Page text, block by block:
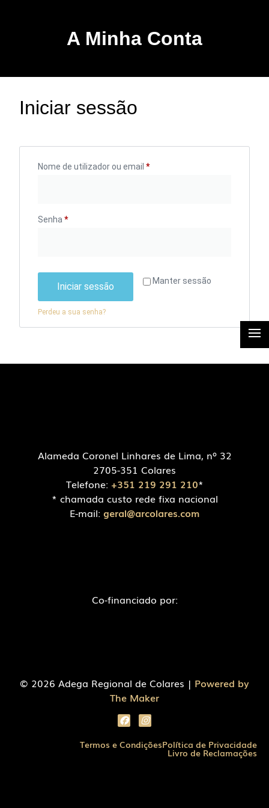
A Minha Conta
Iniciar sessão
Nome de utilizador ou email *
Senha *
Manter sessão
Iniciar sessão
Perdeu a sua senha?
Alameda Coronel Linhares de Lima, nº 32
2705-351 Colares
Telefone: +351 219 291 210*
* chamada custo rede fixa nacional
E-mail: geral@arcolares.com
Co-financiado por:
© 2026 Adega Regional de Colares | Powered by
The Maker
Termos e CondiçõesPolítica de Privacidade
Livro de Reclamações